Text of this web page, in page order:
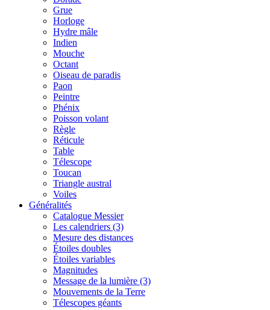
Grue
Horloge
Hydre mâle
Indien
Mouche
Octant
Oiseau de paradis
Paon
Peintre
Phénix
Poisson volant
Règle
Réticule
Table
Télescope
Toucan
Triangle austral
Voiles
Généralités
Catalogue Messier
Les calendriers (3)
Mesure des distances
Étoiles doubles
Étoiles variables
Magnitudes
Message de la lumière (3)
Mouvements de la Terre
Télescopes géants